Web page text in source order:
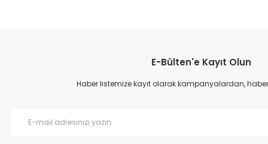
BOSS Audio Systems MR6W Marin Hoparlör 165mm
E-Bülten'e Kayıt Olun
Haber listemize kayıt olarak kampanyalardan,